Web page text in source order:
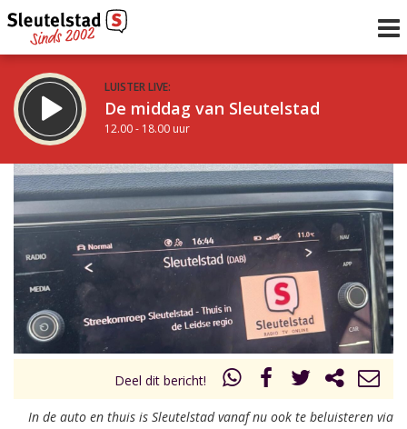
LUISTER LIVE:
De middag van Sleutelstad
12.00 - 18.00 uur
STRAKS:
De avond van Sleutelstad
18.00 - 19.00 uur
Vorig uur
uur 1 van 0 Volgend uur
Deel dit bericht!
In de auto en thuis is Sleutelstad vanaf nu ook te beluisteren via